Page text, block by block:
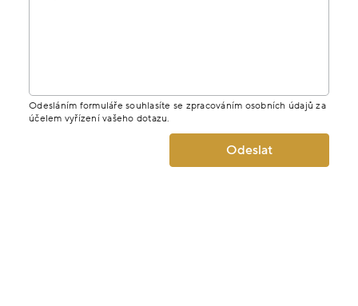
Odesláním formuláře souhlasíte se zpracováním osobních údajů za
účelem vyřízení vašeho dotazu.
Odeslat